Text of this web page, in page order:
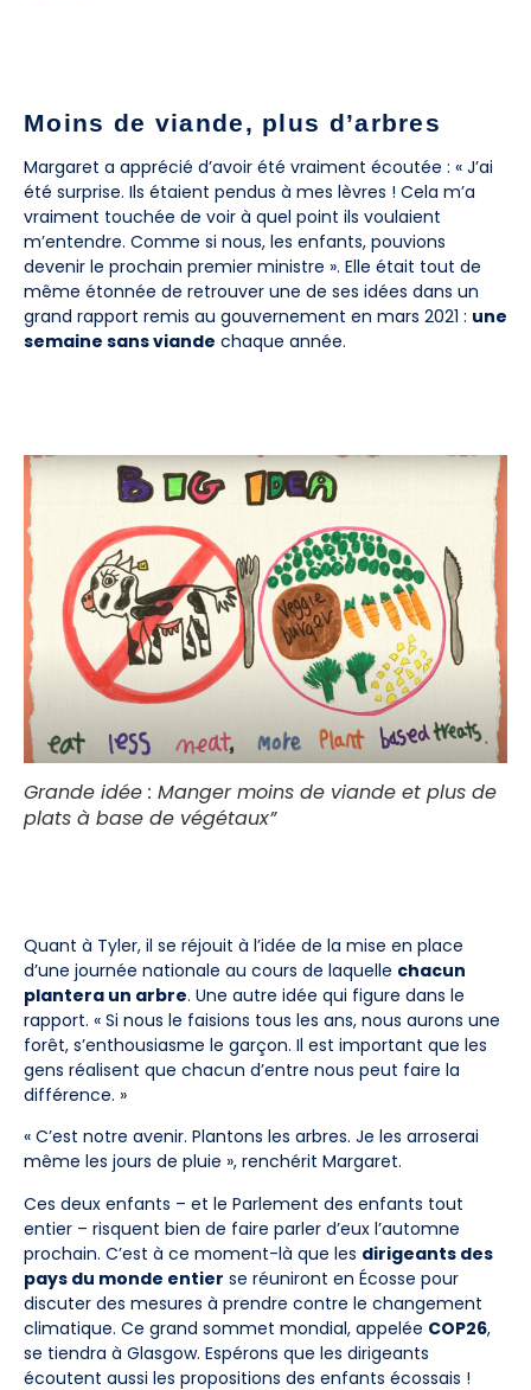
Moins de viande, plus d’arbres
Margaret a apprécié d’avoir été vraiment écoutée : « J’ai
été surprise. Ils étaient pendus à mes lèvres ! Cela m’a
vraiment touchée de voir à quel point ils voulaient
m’entendre. Comme si nous, les enfants, pouvions
devenir le prochain premier ministre ». Elle était tout de
même étonnée de retrouver une de ses idées dans un
grand rapport remis au gouvernement en mars 2021 : une
semaine sans viande chaque année.
Grande idée : Manger moins de viande et plus de
plats à base de végétaux”
Quant à Tyler, il se réjouit à l’idée de la mise en place
d’une journée nationale au cours de laquelle chacun
plantera un arbre. Une autre idée qui figure dans le
rapport. « Si nous le faisions tous les ans, nous aurons une
forêt, s’enthousiasme le garçon. Il est important que les
gens réalisent que chacun d’entre nous peut faire la
différence. »
« C’est notre avenir. Plantons les arbres. Je les arroserai
même les jours de pluie », renchérit Margaret.
Ces deux enfants – et le Parlement des enfants tout
entier – risquent bien de faire parler d’eux l’automne
prochain. C’est à ce moment-là que les dirigeants des
pays du monde entier se réuniront en Écosse pour
discuter des mesures à prendre contre le changement
climatique. Ce grand sommet mondial, appelée COP26,
se tiendra à Glasgow. Espérons que les dirigeants
écoutent aussi les propositions des enfants écossais !